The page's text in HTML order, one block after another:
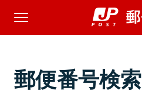
郵便番号検索